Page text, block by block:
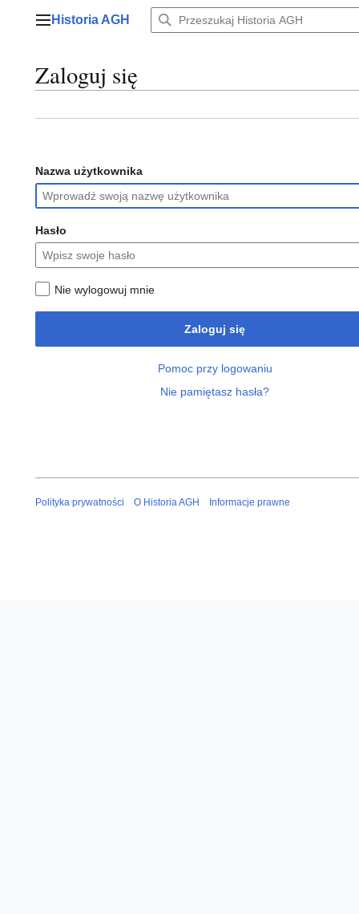
Menu główne
Historia AGH
Zaloguj się
Nazwa użytkownika
Hasło
Nie wylogowuj mnie
Zaloguj się
Pomoc przy logowaniu
Nie pamiętasz hasła?
Polityka prywatności O Historia AGH Informacje prawne